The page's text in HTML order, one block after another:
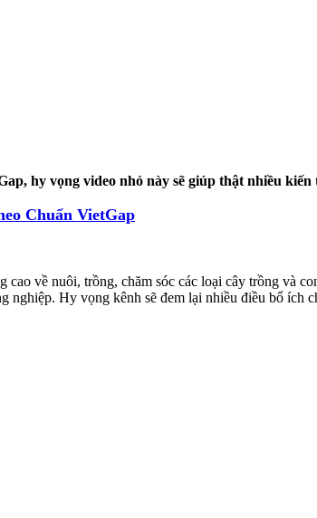
hy vọng video nhỏ này sẽ giúp thật nhiều
Chuẩn VietGap
về nuôi, trồng, chăm sóc các loại cây trồng và
Hy vọng kênh sẽ đem lại nhiều điều bổ ích